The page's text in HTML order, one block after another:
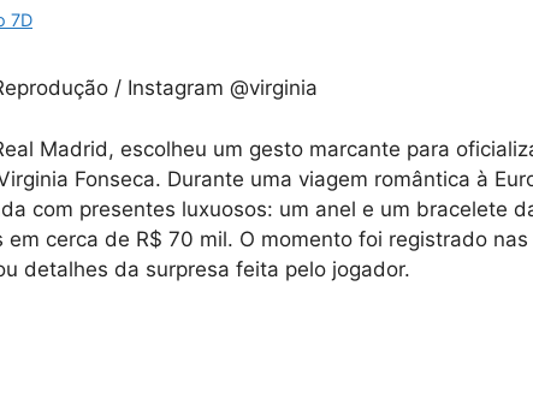
7D
/ Instagram @virginia
Madrid, escolheu um gesto marcante para
Fonseca. Durante uma viagem romântica à
com presentes luxuosos: um anel e um bracelete
cerca de R$ 70 mil. O momento foi registrado nas
detalhes da surpresa feita pelo jogador.